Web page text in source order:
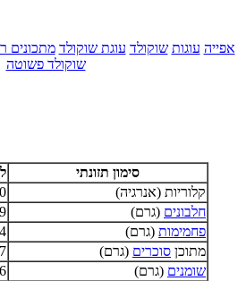
אפייה עוגות שוקולד עוגת שוקולד מתכונים
שוקולד פשוטה
סימון תזונתי
קלוריות (אנרגיה)
חלבונים (גרם)
פחמימות (גרם)
מתוכן סוכרים (גרם)
שומנים (גרם)